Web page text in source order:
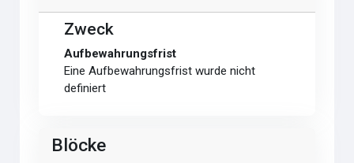
Zweck
Aufbewahrungsfrist
Eine Aufbewahrungsfrist wurde nicht
definiert
Blöcke